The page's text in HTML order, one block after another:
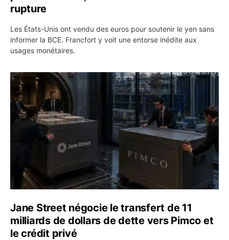
rupture
Les États-Unis ont vendu des euros pour soutenir le yen sans
informer la BCE. Francfort y voit une entorse inédite aux
usages monétaires.
Jane Street négocie le transfert de 11 milliards de
Jane Street négocie le transfert de 11
milliards de dollars de dette vers Pimco et
le crédit privé